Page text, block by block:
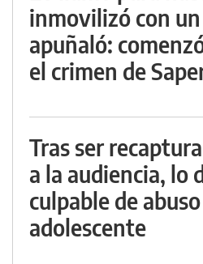
inmovilizó con
apuñaló:
el crimen de
Tras ser
a la audiencia, lo
culpable de
adolescente